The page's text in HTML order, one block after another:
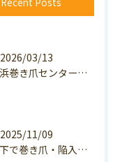
2026/03/13
横浜巻き爪センター：専門家が答える「巻き爪・陥入爪」Q&A
2025/11/09
靴下で巻き爪・陥入爪の予防はできる？おすすめの靴下を紹介！